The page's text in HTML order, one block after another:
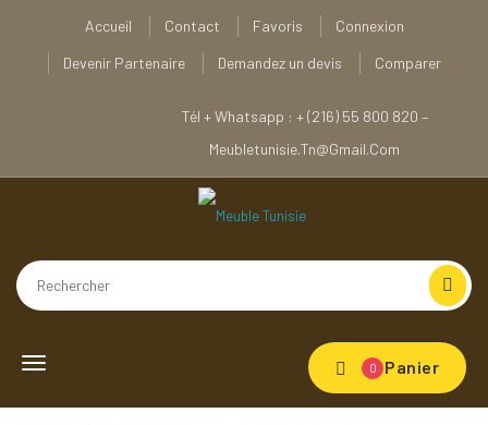
Accueil Contact Favoris
Connexion
Devenir Partenaire
Demandez un devis Comparer
Tél + Whatsapp : + (216) 55 800 820 –
Meubletunisie.tn@gmail.com
Toggle
0 Panier